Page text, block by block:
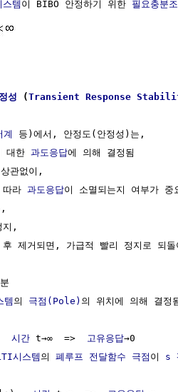
스템이 BIBO 안정하기 위한 필요충분
성 (Transient Response
계
등)에서, 안정도(안정성)는,
대한
과도응답에 의해 결정됨
관없이,
라 과도응답이 소멸되는지 여부가 중
,
,
제거되면, 가급적 빨리 정지로 되돌
템의 극점(Pole) 의 위치에 의해 결정
시간 t→∞  => 고유응답→0
시스템 의 폐루프 전달함수 극점 이 s